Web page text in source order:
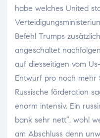
habe welches United
Befehl Trumps
angeschaltet
auf diesseitigen vom
Entwurf pro noch mehr
Russische förderation
enorm intensiv. Ein
bank sehr nett”, wohl
am Abschluss denn